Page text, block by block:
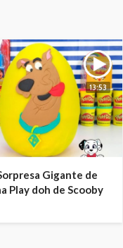
13:53
Gigante de
Play doh de Scooby